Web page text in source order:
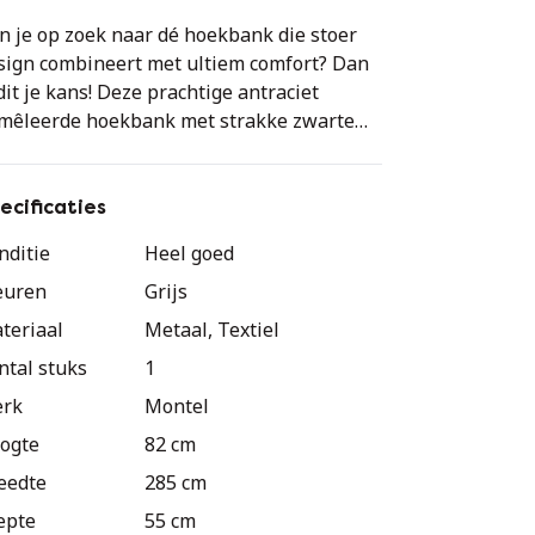
je op zoek naar dé hoekbank die stoer
combineert met ultiem comfort? Dan
je kans! Deze prachtige antraciet
hoekbank met strakke zwarte
behandeld - ideaal voor
met kinderen of huisdieren
opgevulde hoekzitting voor optimaal
tijdloos design dat in elk interieur
3,5 jaar oud - nog jaren plezier
€2.750 - nu voor een fractie
de prijs!
Heel goed
Grijs
Metaal, Textiel
stuks
1
Montel
82 cm
285 cm
55 cm